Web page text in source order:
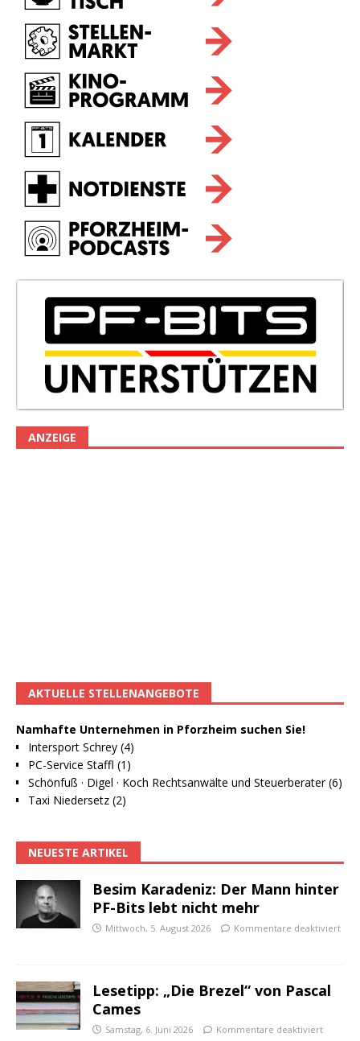
ANZEIGE
AKTUELLE STELLENANGEBOTE
Namhafte Unternehmen in Pforzheim suchen Sie!
Intersport Schrey (4)
PC-Service Staffl (1)
Schönfuß · Digel · Koch Rechtsanwälte und Steuerberater (6)
Taxi Niedersetz (2)
NEUESTE ARTIKEL
Besim Karadeniz: Der Mann hinter
PF-Bits lebt nicht mehr
Mittwoch, 5. August 2026 Kommentare deaktiviert
Lesetipp: „Die Brezel“ von Pascal
Cames
Samstag, 6. Juni 2026 Kommentare deaktiviert